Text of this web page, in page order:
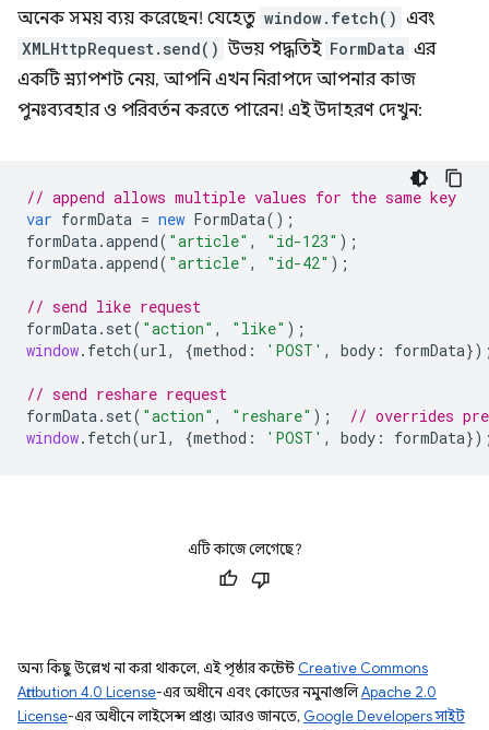
অনেক সময় ব্যয় করেছেন! যেহেতু window.fetch() এবং
XMLHttpRequest.send() উভয় পদ্ধতিই FormData এর
একটি স্ন্যাপশট নেয়, আপনি এখন নিরাপদে আপনার কাজ
পুনঃব্যবহার ও পরিবর্তন করতে পারেন! এই উদাহরণ দেখুন:
// append allows multiple values for the same key
var formData = new FormData();
formData.append( "article" , "id-123" );
formData.append( "article" , "id-42" );
// send like request
formData. set( "action" , "like" );
window. fetch(url, {method : 'POST' , body : formData
// send reshare request
formData. set( "action" , "reshare" );
// overrides
window. fetch(url, {method : 'POST' , body : formData
এটি কাজে লেগেছে?
অন্য কিছু উল্লেখ না করা থাকলে, এই পৃষ্ঠার কন্টেন্ট Creative Commons
Attribution 4.0 License-এর অধীনে এবং কোডের নমুনাগুলিApache 2.0
License-এর অধীনে লাইসেন্স প্রাপ্ত। আরও জানতে, Google Developers সাইট